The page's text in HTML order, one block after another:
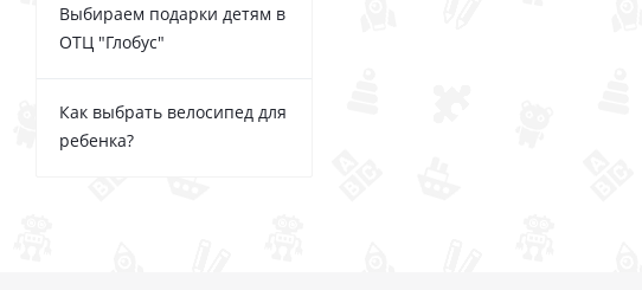
Выбираем подарки детям в
ОТЦ "Глобус"
Как выбрать велосипед для
ребенка?